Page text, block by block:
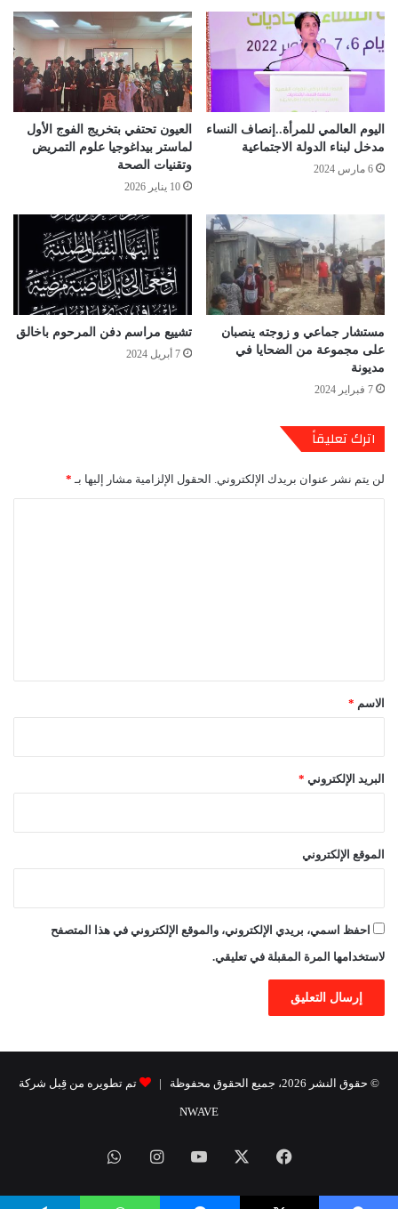
اليوم العالمي للمرأة..إنصاف النساء
مدخل لبناء الدولة الاجتماعية
6 مارس 2024
العيون تحتفي بتخريج الفوج الأول
لماستر بيداغوجيا علوم التمريض
وتقنيات الصحة
10 يناير 2026
مستشار جماعي و زوجته ينصبان
على مجموعة من الضحايا في
مديونة
7 فبراير 2024
تشييع مراسم دفن المرحوم باخالق
7 أبريل 2024
اترك تعليقاً
لن يتم نشر عنوان بريدك الإلكتروني. الحقول الإلزامية مشار إليها بـ *
*الاسم *
البريد الإلكتروني *
الموقع الإلكتروني
احفظ اسمي، بريدي الإلكتروني، والموقع الإلكتروني في هذا المتصفح
لاستخدامها المرة المقبلة في تعليقي.
© حقوق النشر 2026، جميع الحقوق محفوظة | تم تطويره من قِبل شركة
NWAVE
فيسبوك يوتيوبانستقرامواتساب